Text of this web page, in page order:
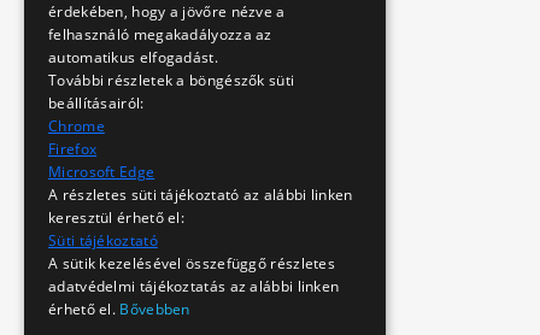
érdekében, hogy a jövőre nézve a
felhasználó megakadályozza az
automatikus elfogadást.
További részletek a böngészők süti
beállításairól:
Chrome
Firefox
Microsoft Edge
A részletes süti tájékoztató az alábbi linken
keresztül érhető el:
Süti tájékoztató
A sütik kezelésével összefüggő részletes
adatvédelmi tájékoztatás az alábbi linken
érhető el. Bővebben